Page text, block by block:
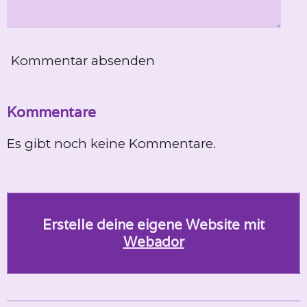
Kommentar absenden
Kommentare
Es gibt noch keine Kommentare.
Erstelle deine eigene Website mit
Webador